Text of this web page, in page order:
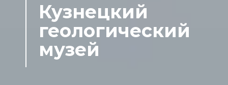
Кузнецкий
геологический
музей